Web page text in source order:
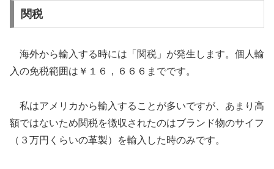
関税
海外から輸入する時には「関税」が発生します。個人輸
入の免税範囲は￥１６，６６６までです。
私はアメリカから輸入することが多いですが、あまり高
額ではないため関税を徴収されたのはブランド物のサイフ
（３万円くらいの革製）を輸入した時のみです。